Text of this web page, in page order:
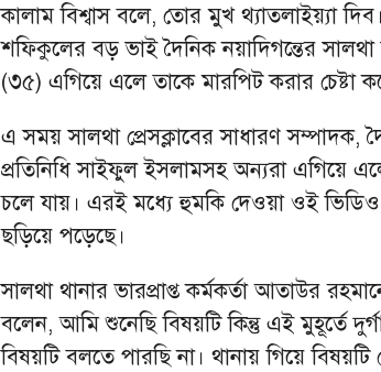
কালাম বিশ্বাস বলে, তোর মুখ থ্যাতলাইয়্যা
শফিকুলের বড় ভাই দৈনিক নয়াদিগন্তের
(৩৫) এগিয়ে এলে তাকে মারপিট করার চেষ্টা
এ সময় সালথা প্রেসক্লাবের সাধারণ
প্রতিনিধি সাইফুল ইসলামসহ অন্যরা এগিয়ে
চলে যায়। এরই মধ্যে হুমকি দেওয়া ওই
ছড়িয়ে পড়েছে।
সালথা থানার ভারপ্রাপ্ত কর্মকর্তা আতাউর
বলেন, আমি শুনেছি বিষয়টি কিন্তু এই মুহূর্তে
বিষয়টি বলতে পারছি না। থানায় গিয়ে বিষয়টি